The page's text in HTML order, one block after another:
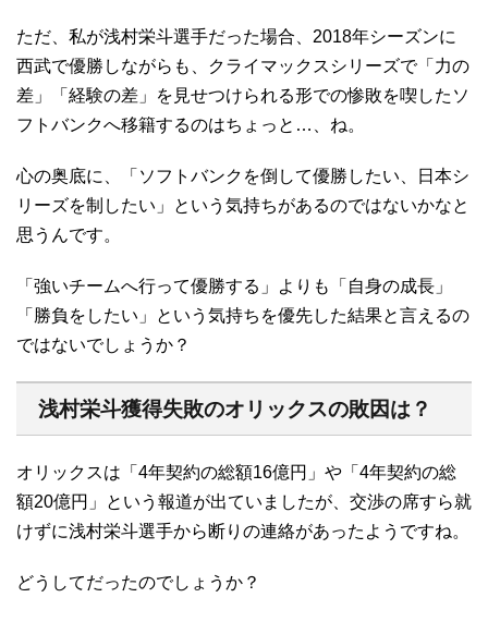
ただ、私が浅村栄斗選手だった場合、2018年シーズンに
西武で優勝しながらも、クライマックスシリーズで「力の
差」「経験の差」を見せつけられる形での惨敗を喫したソ
フトバンクへ移籍するのはちょっと…、ね。
心の奥底に、「ソフトバンクを倒して優勝したい、日本シ
リーズを制したい」という気持ちがあるのではないかなと
思うんです。
「強いチームへ行って優勝する」よりも「自身の成長」
「勝負をしたい」という気持ちを優先した結果と言えるの
ではないでしょうか？
浅村栄斗獲得失敗のオリックスの敗因は？
オリックスは「4年契約の総額16億円」や「4年契約の総
額20億円」という報道が出ていましたが、交渉の席すら就
けずに浅村栄斗選手から断りの連絡があったようですね。
どうしてだったのでしょうか？